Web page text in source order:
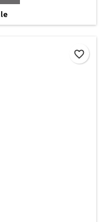
favorite_border